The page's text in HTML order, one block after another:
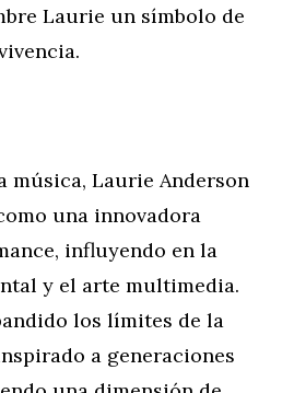
Laurie un símbolo de
música, Laurie Anderson
una innovadora
influyendo en la
y el arte multimedia.
los límites de la
a generaciones